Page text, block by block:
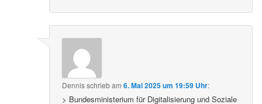
Dennisschriebam6. Mai 2025 um 19:59 Uhr:
> Bundesministerium für Digitalisierung und Soziale